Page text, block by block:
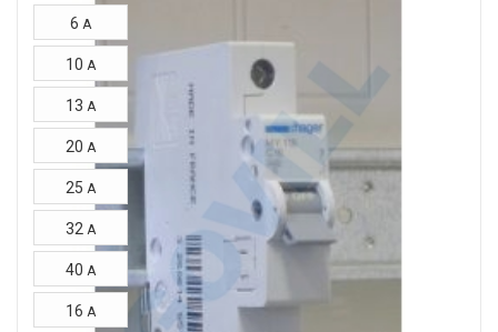
6 A
10 A
13 A
20 A
25 A
32 A
40 A
16 A